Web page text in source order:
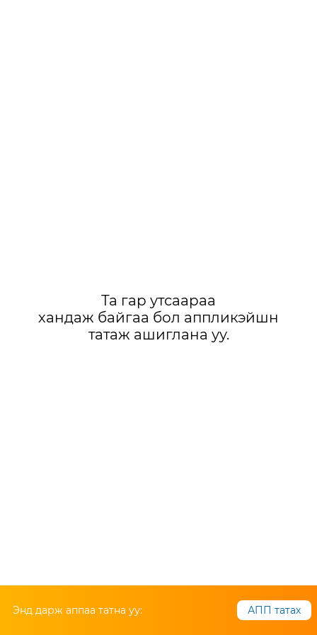
Та гар утсаараа
хандаж байгаа бол аппликэйшн
татаж ашиглана уу.
Энд дарж аппаа татна уу: АПП татах